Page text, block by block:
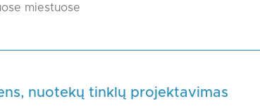
miestuose
nuotekų tinklų projektavimas